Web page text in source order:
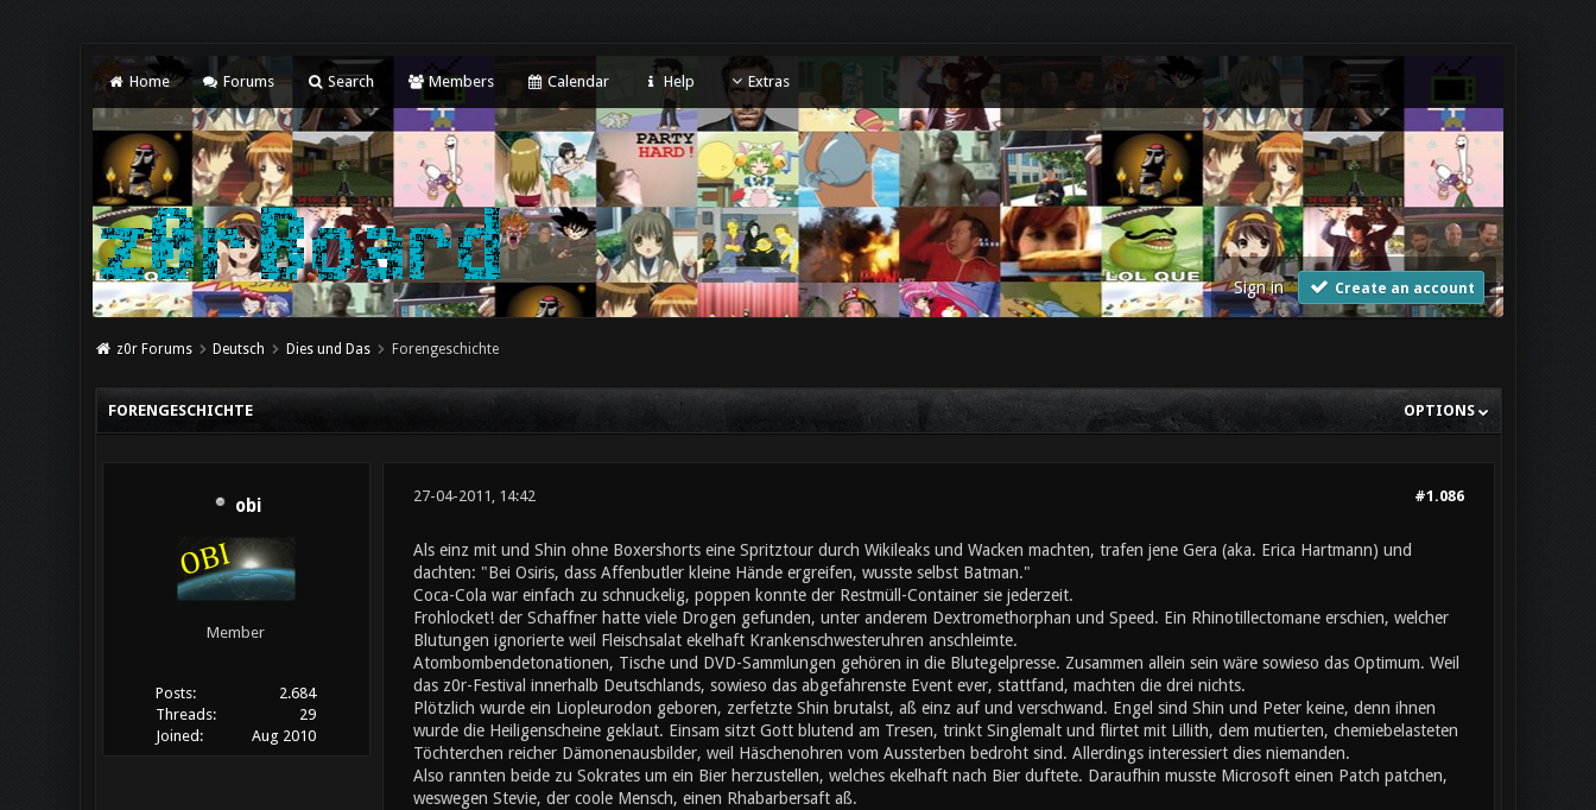
Home Forums Search Members Calendar Help Extras
Sign in Create an account
z0r Forums Deutsch Dies und Das Forengeschichte
OPTIONS
FORENGESCHICHTE
obi
Member
Posts:
2.684
Threads:
29
Joined:
Aug 2010
#1.086
27-04-2011, 14:42
Als einz mit und Shin ohne Boxershorts eine Spritztour durch Wikileaks und Wacken machten, trafen jene Gera (aka. Erica Hartmann) und
dachten: "Bei Osiris, dass Affenbutler kleine Hände ergreifen, wusste selbst Batman."
Coca-Cola war einfach zu schnuckelig, poppen konnte der Restmüll-Container sie jederzeit.
Frohlocket! der Schaffner hatte viele Drogen gefunden, unter anderem Dextromethorphan und Speed. Ein Rhinotillectomane erschien, welcher
Blutungen ignorierte weil Fleischsalat ekelhaft Krankenschwesteruhren anschleimte.
Atombombendetonationen, Tische und DVD-Sammlungen gehören in die Blutegelpresse. Zusammen allein sein wäre sowieso das Optimum. Weil
das z0r-Festival innerhalb Deutschlands, sowieso das abgefahrenste Event ever, stattfand, machten die drei nichts.
Plötzlich wurde ein Liopleurodon geboren, zerfetzte Shin brutalst, aß einz auf und verschwand. Engel sind Shin und Peter keine, denn ihnen
wurde die Heiligenscheine geklaut. Einsam sitzt Gott blutend am Tresen, trinkt Singlemalt und flirtet mit Lillith, dem mutierten, chemiebelasteten
Töchterchen reicher Dämonenausbilder, weil Häschenohren vom Aussterben bedroht sind. Allerdings interessiert dies niemanden.
Also rannten beide zu Sokrates um ein Bier herzustellen, welches ekelhaft nach Bier duftete. Daraufhin musste Microsoft einen Patch patchen,
weswegen Stevie, der coole Mensch, einen Rhabarbersaft aß.